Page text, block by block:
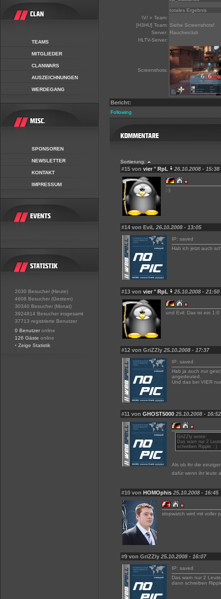
TEAMS
MITGLIEDER
CLANWARS
AUSZEICHNUNGEN
WERDEGANG
SPONSOREN
NEWSLETTER
KONTAKT
IMPRESSUM
2030 Besucher (Heute)
4608 Besucher (Gestern)
30340 Besucher (Monat)
3924814 Besucher insgesamt
37713 registrierte Benutzer
0 Benutzer online
126 Gäste online
• Zeige Statistik
totales Ergebnis
\V/ » Team:
[H3HU] Team: Siehe Screenshots!
Server: Raucherclub
HLTV-Server:
Screenshots:
Bericht:
Following
Sortierung:
#15 von vier ° RpL 26.10.2008 - 15:38
;-)
#14 von EviL 26.10.2008 - 13:05
IP: saved
Hab ich jetzt auch
#13 von vier ° RpL 25.10.2008 - 21:50
und Evil: Das ist ein
#12 von GriZZly 25.10.2008 - 17:37
IP: saved
Hab ja auch nur
angedeuted.
Und das bei VIER
#11 von GHOST5000 25.10.2008 - 16:52
GriZZly wrote:
Das warn nur 2
schreiben Ripple : )
Als ob ihr die
dafür wenn ihr leute
#10 von HOMOphis 25.10.2008 - 16:45
stopwatch wird mit voller
#9 von GriZZly 25.10.2008 - 16:07
IP: saved
Das warn nur 2
dann schreiben